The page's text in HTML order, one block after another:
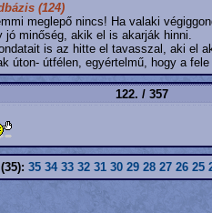
(124)
meglepő nincs! Ha valaki
jó minőség, akik el is akarják hinni.
is az hitte el tavasszal, aki el
úton- útfélen, egyértelmű, hogy a
122. / 357
35 34 33 32 31 30 29 28 27 26 25